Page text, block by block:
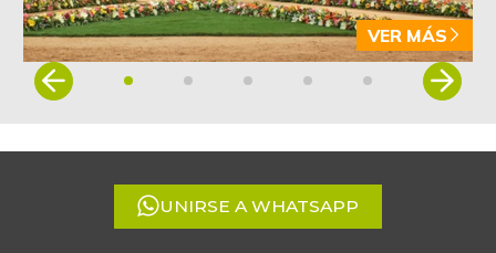
VER MÁS
Item
5
UNIRSE A WHATSAPP